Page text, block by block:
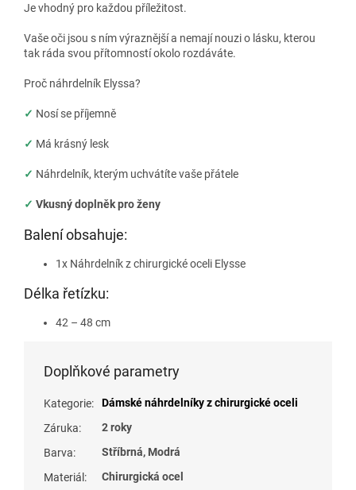
Je vhodný pro každou příležitost.
Vaše oči jsou s ním výraznější a nemají nouzi o lásku, kterou
tak ráda svou přítomností okolo rozdáváte.
Proč náhrdelník Elyssa?
✓ Nosí se příjemně
✓ Má krásný lesk
✓ Náhrdelník, kterým uchvátíte vaše přátele
✓ Vkusný doplněk pro ženy
Balení obsahuje:
1x Náhrdelník z chirurgické oceli Elysse
Délka řetízku:
42 – 48 cm
Doplňkové parametry
Kategorie:
Dámské náhrdelníky z chirurgické oceli
Záruka:
2 roky
Barva:
Stříbrná, Modrá
Materiál :
Chirurgická ocel